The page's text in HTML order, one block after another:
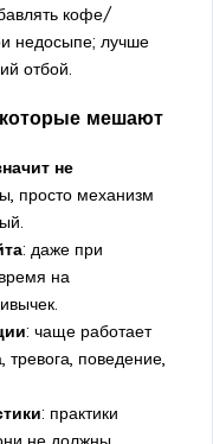
кофе/
недосыпе; лучше
отбой.
мешают
не
просто механизм
: даже при
на
: чаще работает
тревога, поведение,
: практики